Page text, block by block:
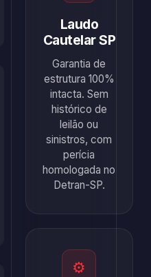
Laudo
Cautelar SP
Garantia de
estrutura 100%
intacta. Sem
histórico de
leilão ou
sinistros, com
perícia
homologada no
Detran-SP.
⚙